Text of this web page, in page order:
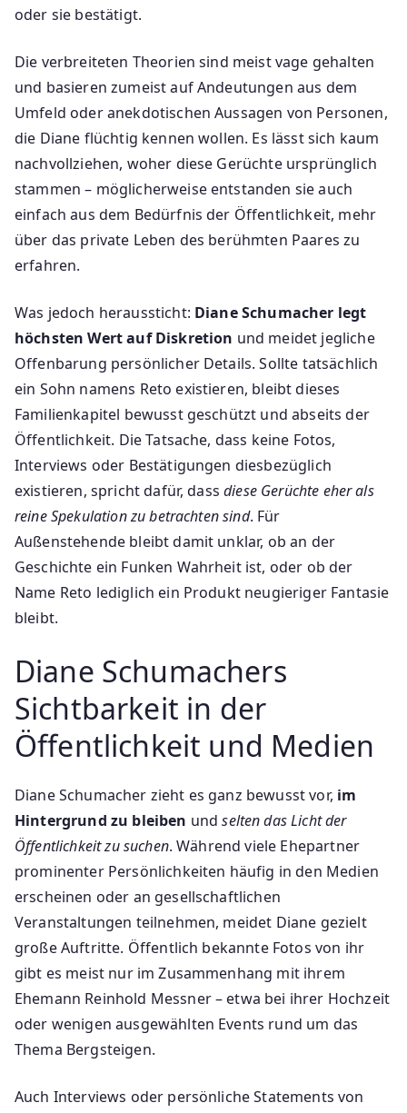
oder sie bestätigt.
Die verbreiteten Theorien sind meist vage gehalten
und basieren zumeist auf Andeutungen aus dem
Umfeld oder anekdotischen Aussagen von Personen,
die Diane flüchtig kennen wollen. Es lässt sich kaum
nachvollziehen, woher diese Gerüchte ursprünglich
stammen – möglicherweise entstanden sie auch
einfach aus dem Bedürfnis der Öffentlichkeit, mehr
über das private Leben des berühmten Paares zu
erfahren.
Was jedoch heraussticht: Diane Schumacher legt
höchsten Wert auf Diskretion und meidet jegliche
Offenbarung persönlicher Details. Sollte tatsächlich
ein Sohn namens Reto existieren, bleibt dieses
Familienkapitel bewusst geschützt und abseits der
Öffentlichkeit. Die Tatsache, dass keine Fotos,
Interviews oder Bestätigungen diesbezüglich
existieren, spricht dafür, dassdiese Gerüchte eher als
reine Spekulation zu betrachten sind. Für
Außenstehende bleibt damit unklar, ob an der
Geschichte ein Funken Wahrheit ist, oder ob der
Name Reto lediglich ein Produkt neugieriger Fantasie
bleibt.
Diane Schumachers
Sichtbarkeit in der
Öffentlichkeit und Medien
Diane Schumacher zieht es ganz bewusst vor, im
Hintergrund zu bleiben undselten das Licht der
Öffentlichkeit zu suchen. Während viele Ehepartner
prominenter Persönlichkeiten häufig in den Medien
erscheinen oder an gesellschaftlichen
Veranstaltungen teilnehmen, meidet Diane gezielt
große Auftritte. Öffentlich bekannte Fotos von ihr
gibt es meist nur im Zusammenhang mit ihrem
Ehemann Reinhold Messner – etwa bei ihrer Hochzeit
oder wenigen ausgewählten Events rund um das
Thema Bergsteigen.
Auch Interviews oder persönliche Statements von